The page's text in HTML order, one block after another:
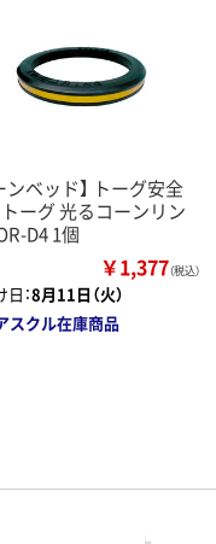
ンベッド】 トーグ安全
ーグ 光るコーンリン
D4 1個
￥1,377（税込）
：8月11日（火）
スクル在庫商品